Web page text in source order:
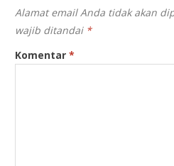
Alamat email Anda tidak akan
wajib ditandai *
Komentar*